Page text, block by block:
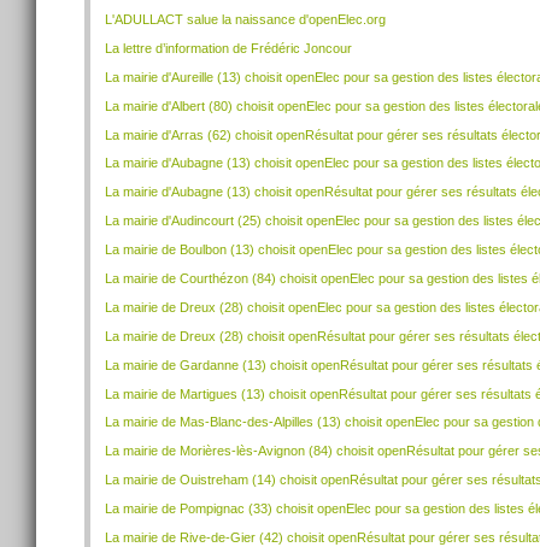
L'ADULLACT salue la naissance d'openElec.org
La lettre d’information de Frédéric Joncour
La mairie d'Aureille (13) choisit openElec pour sa gestion des listes
La mairie d'Albert (80) choisit openElec pour sa gestion des listes
La mairie d'Arras (62) choisit openRésultat pour gérer ses résultats
La mairie d'Aubagne (13) choisit openElec pour sa gestion des listes
La mairie d'Aubagne (13) choisit openRésultat pour gérer ses résultats
La mairie d'Audincourt (25) choisit openElec pour sa gestion des listes
La mairie de Boulbon (13) choisit openElec pour sa gestion des listes
La mairie de Courthézon (84) choisit openElec pour sa gestion des listes
La mairie de Dreux (28) choisit openElec pour sa gestion des listes
La mairie de Dreux (28) choisit openRésultat pour gérer ses résultats
La mairie de Gardanne (13) choisit openRésultat pour gérer ses résultats
La mairie de Martigues (13) choisit openRésultat pour gérer ses résultats
La mairie de Mas-Blanc-des-Alpilles (13) choisit openElec pour sa
La mairie de Morières-lès-Avignon (84) choisit openRésultat pour gérer
La mairie de Ouistreham (14) choisit openRésultat pour gérer ses
La mairie de Pompignac (33) choisit openElec pour sa gestion des listes
La mairie de Rive-de-Gier (42) choisit openRésultat pour gérer ses